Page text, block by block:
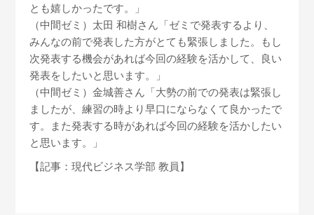
とも嬉しかったです。」
（中間ゼミ）太田 和樹さん「ゼミで発表するより、
みんなの前で発表した方がとても緊張しました。もし
次発表する機会があれば今回の経験を活かして、良い
発表をしたいと思います。」
（中間ゼミ）金城善さん「大勢の前での発表は緊張し
ましたが、練習の時より早口にならなくて良かったで
す。また発表する時があれば今回の経験を活かしたい
と思います。」
【記事：現代ビジネス学部 教員】